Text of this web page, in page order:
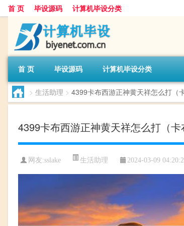
首 页 毕设源码 计算机毕设分类
首 页 毕设源码 计算机毕设分类
> 生活助理 > 4399卡布西游正神黄天祥怎么打（
4399卡布西游正神黄天祥怎么打（卡
网友:sslake 生活助理 2024-03-09